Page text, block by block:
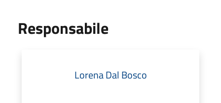
Responsabile
Lorena Dal Bosco